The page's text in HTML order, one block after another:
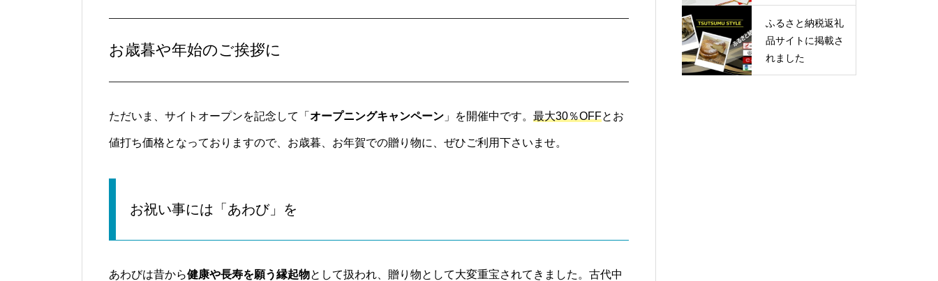
お歳暮や年始のご挨拶に
ただいま、サイトオープンを記念して「 オープニングキャンペーン 」を開催中です。 最大30％OFFとお
値打ち価格となっておりますので、お歳暮、お年賀での贈り物に、ぜひご利用下さいませ。
お祝い事には「あわび」を
あわびは昔から健康や長寿を願う縁起物として扱われ、贈り物として大変重宝されてきました。古代中
ふるさと納税返礼
品サイトに掲載さ
れました